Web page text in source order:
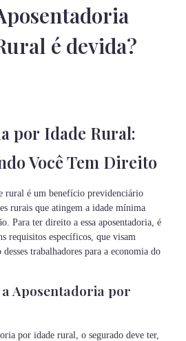
é devida?
por Idade Rural:
Você Tem Direito
rural é um benefício previdenciário
rurais que atingem a idade mínima
Para ter direito a essa aposentadoria, é
requisitos específicos, que visam
trabalhadores para a economia do
Aposentadoria por
por idade rural, o segurado deve ter,